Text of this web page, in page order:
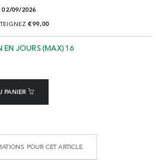
02/09/2026
€ 99,00
EN JOURS (MAX) 16
PANIER
POUR CET ARTICLE